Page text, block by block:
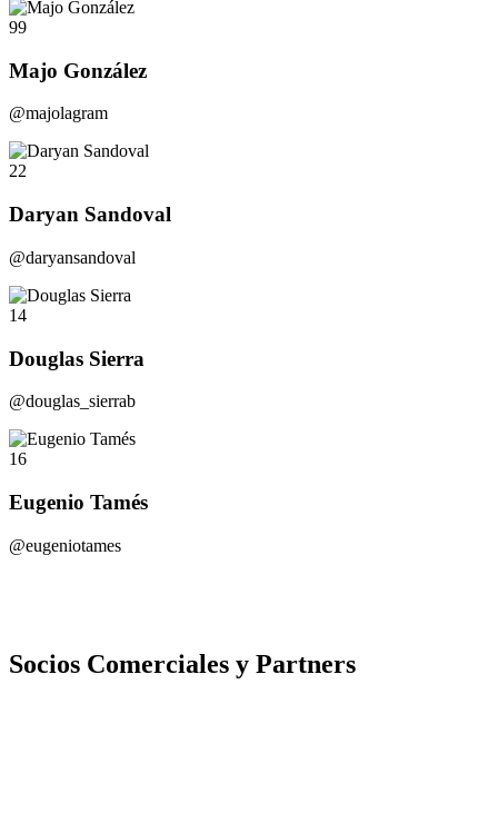
99
Majo González
@majolagram
22
Daryan Sandoval
@daryansandoval
14
Douglas Sierra
@douglas_sierrab
16
Eugenio Tamés
@eugeniotames
Socios Comerciales y Partners